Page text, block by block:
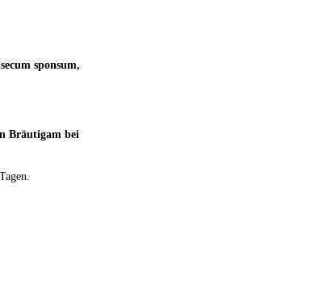
sponsum,
Bräutigam bei